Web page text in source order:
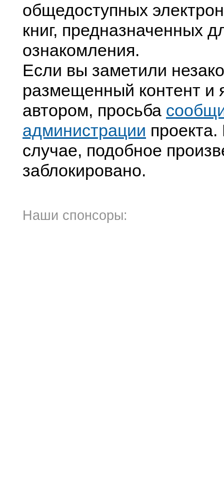
общедоступных
книг, предназначенных
ознакомления.
Если вы заметили
размещенный контент и
автором, просьба
администрации
случае, подобное
заблокировано.
Наши спонсоры: